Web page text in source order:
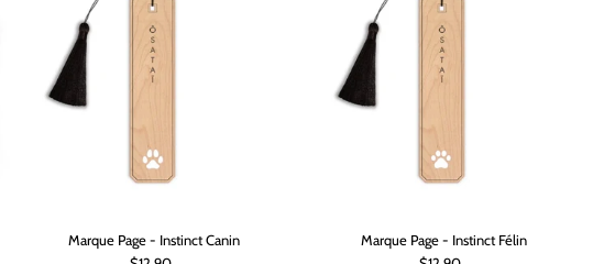
Marque Page - Instinct Canin
Marque Page - Instinct Félin